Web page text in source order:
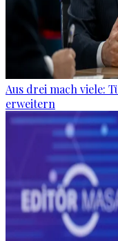
Aus drei mach viele:
erweitern